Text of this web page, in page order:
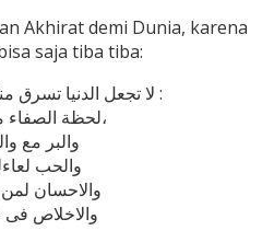
Akhirat demi Dunia, karena
saja tiba tiba:
لا تجعل الدنيا تسرق منك هذه الخمس :
لحظة الصفاء مع ربك،
والبر مع
والحب
والاحسان
والاخلاص